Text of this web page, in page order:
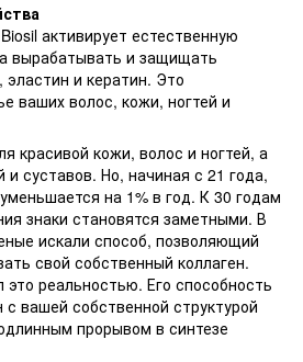
активирует естественную
вырабатывать и защищать
эластин и кератин. Это
ваших волос, кожи, ногтей и
красивой кожи, волос и ногтей, а
и суставов. Но, начиная с 21 года,
на 1% в год. К 30 годам
знаки становятся заметными. В
искали способ, позволяющий
свой собственный коллаген.
это реальностью. Его способность
с вашей собственной структурой
прорывом в синтезе